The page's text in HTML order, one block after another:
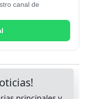
canal de